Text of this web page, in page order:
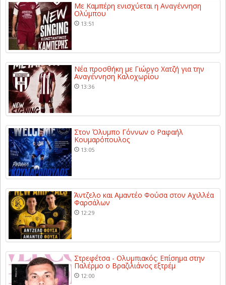
Με Καμπέρη ενισχύεται η Αναγέννηση
Ολύμπου
13:51
Νέα προσθήκη με Γιώργο Χατζή για την
Αναγέννηση Καλοχωρίου
13:36
Στον Όλυμπο Γόννων ο Ραφαήλ
Κουμαρόπουλος
13:05
Άντζελο και Αμαντέο Φούσα στον Αχιλλέα
Φαρσάλων
12:29
Στρεφέτσα - Ολυμπιακός: Επίσημα στην
Παλέρμο ο Βραζιλιάνος εξτρέμ
12:00